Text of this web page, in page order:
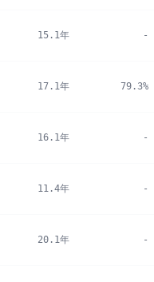
15.1年 -
17.1年 79.3%
16.1年 -
11.4年 -
20.1年 -